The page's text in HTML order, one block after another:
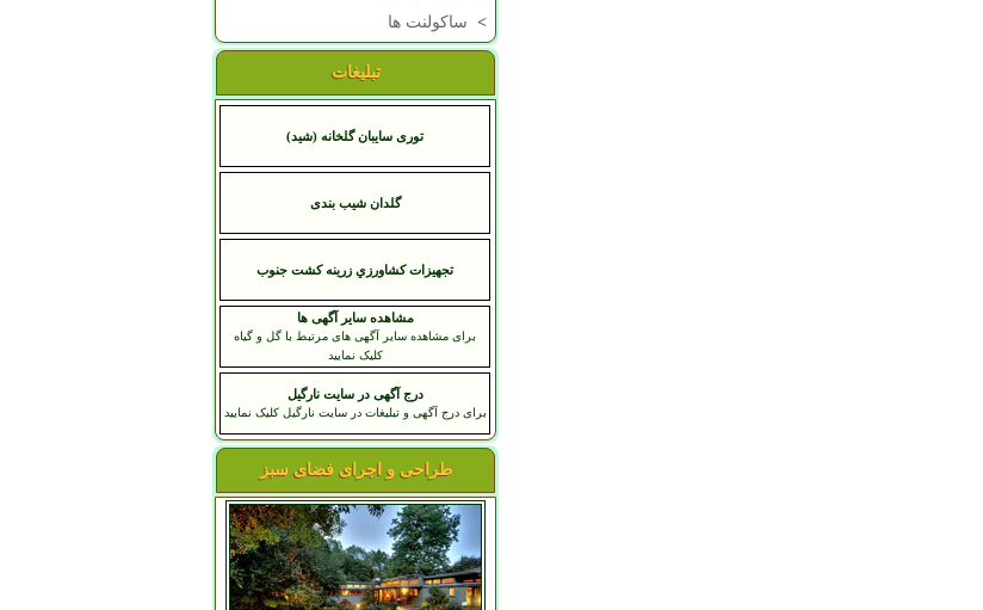
> ساکولنت ها
تبلیغات
توری سایبان گلخانه (شید)
گلدان شیب بندی
تجهيزات کشاورزي زرينه کشت جنوب
مشاهده سایر آگهی ها
برای مشاهده سایر آگهی های مرتبط با گل و گیاه
کلیک نمایید
درج آگهی در سایت نارگیل
برای درج آگهی و تبلیغات در سایت نارگیل کلیک نمایید
طراحی و اجرای فضای سبز